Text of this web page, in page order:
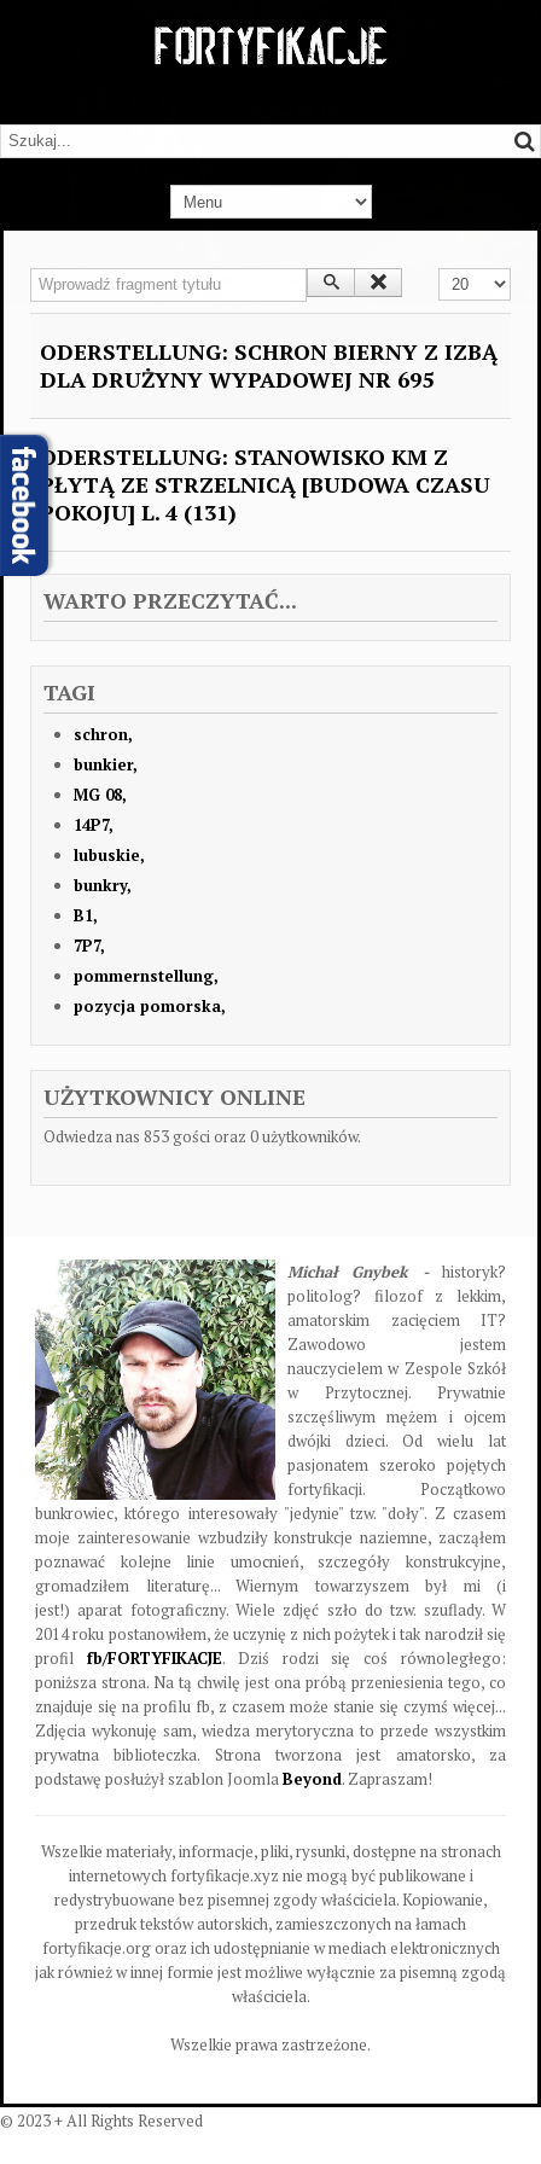
Wprowadź fragment tytułu Pokaż #
ODERSTELLUNG: SCHRON BIERNY Z IZBĄ
DLA DRUŻYNY WYPADOWEJ NR 695
ODERSTELLUNG: STANOWISKO KM Z
PŁYTĄ ZE STRZELNICĄ [BUDOWA CZASU
POKOJU] L. 4 (131)
WARTO PRZECZYTAĆ...
TAGI
schron,
bunkier,
MG 08,
14P7,
lubuskie,
bunkry,
B1,
7P7,
pommernstellung,
pozycja pomorska,
UŻYTKOWNICY ONLINE
Odwiedza nas 853 gości oraz 0 użytkowników.
Michał Gnybek - historyk?
politolog? filozof z lekkim,
amatorskim zacięciem IT?
Zawodowo jestem
nauczycielem w Zespole Szkół
w Przytocznej. Prywatnie
szczęśliwym mężem i ojcem
dwójki dzieci. Od wielu lat
pasjonatem szeroko pojętych
fortyfikacji. Początkowo
bunkrowiec, którego interesowały "jedynie" tzw. "doły". Z czasem
moje zainteresowanie wzbudziły konstrukcje naziemne, zacząłem
poznawać kolejne linie umocnień, szczegóły konstrukcyjne,
gromadziłem literaturę... Wiernym towarzyszem był mi (i
jest!) aparat fotograficzny. Wiele zdjęć szło do tzw. szuflady. W
2014 roku postanowiłem, że uczynię z nich pożytek i tak narodził się
profil fb/FORTYFIKACJE. Dziś rodzi się coś równoległego:
poniższa strona. Na tą chwilę jest ona próbą przeniesienia tego, co
znajduje się na profilu fb, z czasem może stanie się czymś więcej...
Zdjęcia wykonuję sam, wiedza merytoryczna to przede wszystkim
prywatna biblioteczka. Strona tworzona jest amatorsko, za
podstawę posłużył szablon JoomlaBeyond. Zapraszam!
Wszelkie materiały, informacje, pliki, rysunki, dostępne na stronach
internetowych fortyfikacje.xyz nie mogą być publikowane i
redystrybuowane bez pisemnej zgody właściciela. Kopiowanie,
przedruk tekstów autorskich, zamieszczonych na łamach
fortyfikacje.org oraz ich udostępnianie w mediach elektronicznych
jak również w innej formie jest możliwe wyłącznie za pisemną zgodą
właściciela.
Wszelkie prawa zastrzeżone.
© 2023 + All Rights Reserved